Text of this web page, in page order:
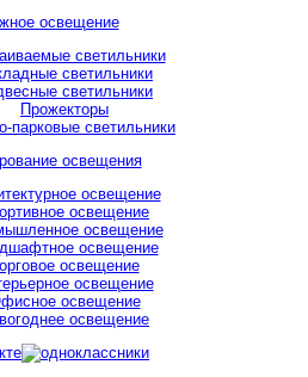
освещение
светильники
светильники
светильники
Прожекторы
парковые светильники
освещения
освещение
освещение
освещение
освещение
освещение
освещение
освещение
освещение